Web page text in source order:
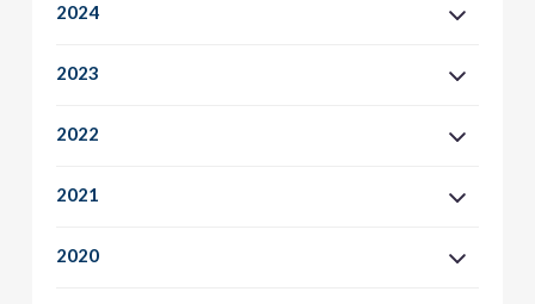
2024
2023
2022
2021
2020